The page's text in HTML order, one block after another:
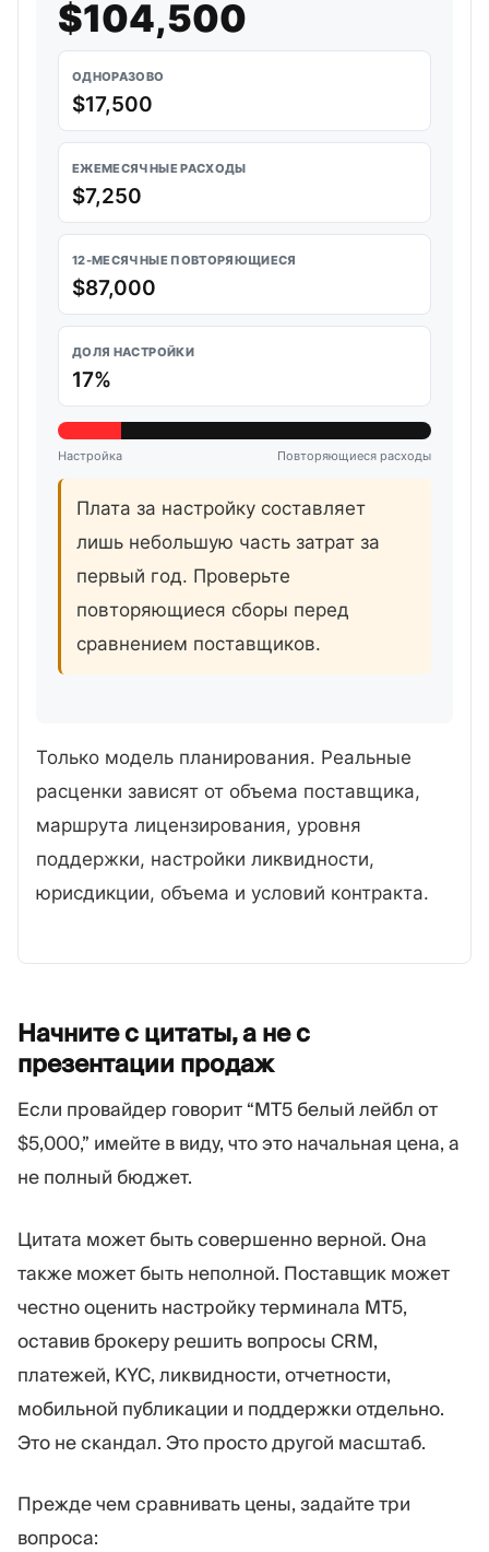
$104,500
ОДНОРАЗОВО
$17,500
ЕЖЕМЕСЯЧНЫЕ РАСХОДЫ
$7,250
12-МЕСЯЧНЫЕ ПОВТОРЯЮЩИЕСЯ
$87,000
ДОЛЯ НАСТРОЙКИ
17%
Настройка Повторяющиеся расходы
Плата за настройку составляет
лишь небольшую часть затрат за
первый год. Проверьте
повторяющиеся сборы перед
сравнением поставщиков.
Только модель планирования. Реальные
расценки зависят от объема поставщика,
маршрута лицензирования, уровня
поддержки, настройки ликвидности,
юрисдикции, объема и условий контракта.
Начните с цитаты, а не с
презентации продаж
Если провайдер говорит “MT5 белый лейбл от
$5,000,” имейте в виду, что это начальная цена, а
не полный бюджет.
Цитата может быть совершенно верной. Она
также может быть неполной. Поставщик может
честно оценить настройку терминала MT5,
оставив брокеру решить вопросы CRM,
платежей, KYC, ликвидности, отчетности,
мобильной публикации и поддержки отдельно.
Это не скандал. Это просто другой масштаб.
Прежде чем сравнивать цены, задайте три
вопроса: